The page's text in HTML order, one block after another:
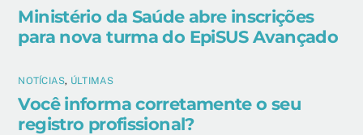
Ministério da Saúde abre inscrições
para nova turma do EpiSUS Avançado
NOTÍCIAS, ÚLTIMAS
Você informa corretamente o seu
registro profissional?